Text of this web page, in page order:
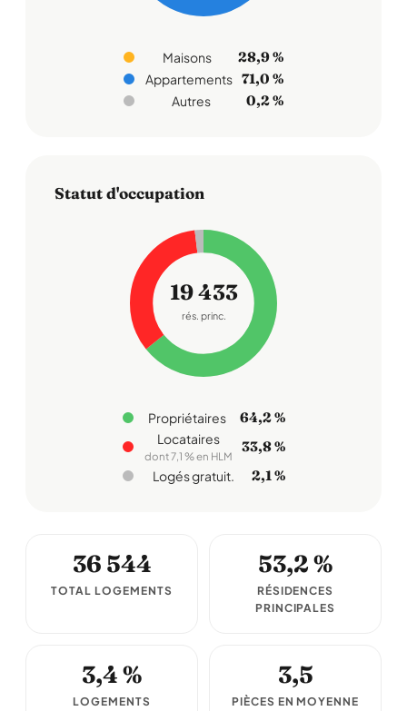
Maisons 28,9 %
Appartements 71,0 %
Autres 0,2 %
Statut d'occupation
19 433
rés. princ.
Propriétaires 64,2 %
Locataires
dont 7,1 % en HLM
33,8 %
Logés gratuit. 2,1 %
36 544
TOTAL LOGEMENTS
53,2 %
RÉSIDENCES
PRINCIPALES
3,4 %
LOGEMENTS
3,5
PIÈCES EN MOYENNE